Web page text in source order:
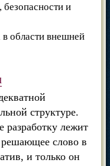
и
в области внешней
структуре.
разработку лежит
решающее слово в
и только он